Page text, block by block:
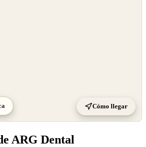
Cómo llegar
ARG Dental